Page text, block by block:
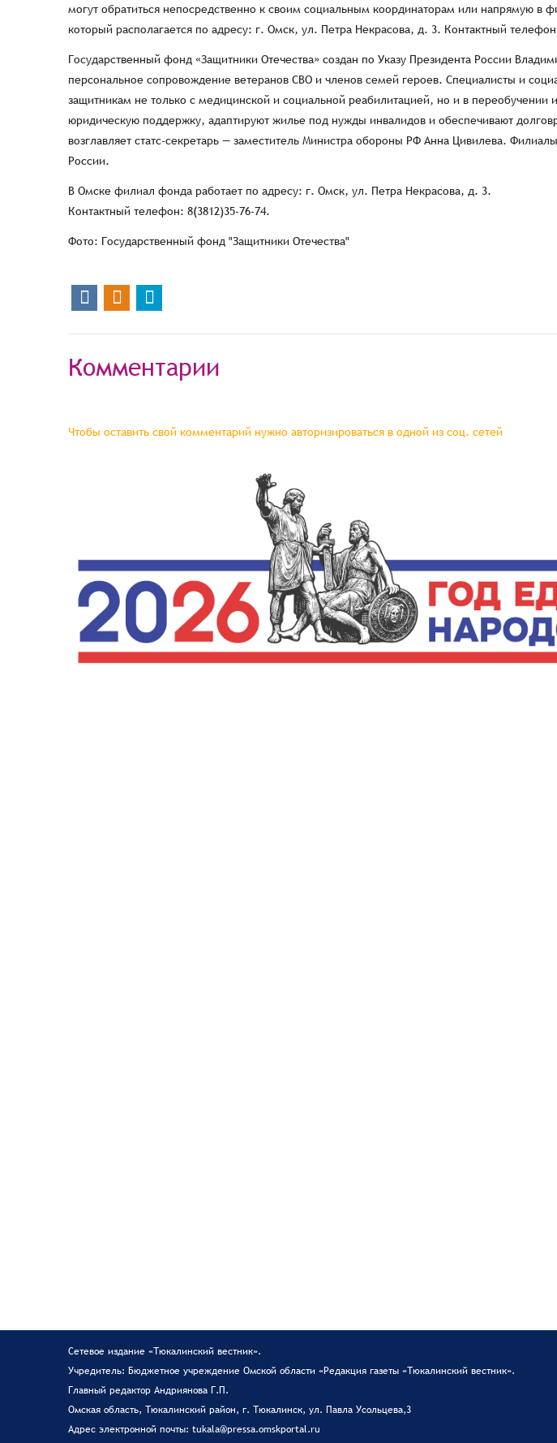
могут обратиться непосредственно к своим социальным координаторам или напрямую в
который располагается по адресу: г. Омск, ул. Петра Некрасова, д. 3. Контактный
Государственный фонд «Защитники Отечества» создан по Указу Президента России
персональное сопровождение ветеранов СВО и членов семей героев. Специалисты и
защитникам не только с медицинской и социальной реабилитацией, но и в переобучении
юридическую поддержку, адаптируют жилье под нужды инвалидов и обеспечивают
возглавляет статс-секретарь — заместитель Министра обороны РФ Анна Цивилева.
России.
В Омске филиал фонда работает по адресу: г. Омск, ул. Петра Некрасова, д. 3.
Контактный телефон: 8(3812)35-76-74.
Фото: Государственный фонд "Защитники Отечества"
Комментарии
Чтобы оставить свой комментарий нужно авторизироваться в одной из соц. сетей
Сетевое издание «Тюкалинский вестник».
Учредитель: Бюджетное учреждение Омской области «Редакция газеты «Тюкалинский вестник».
Главный редактор Андриянова Г.П.
Омская область, Тюкалинский район, г. Тюкалинск, ул. Павла Усольцева,3
Адрес электронной почты: tukala@pressa.omskportal.ru